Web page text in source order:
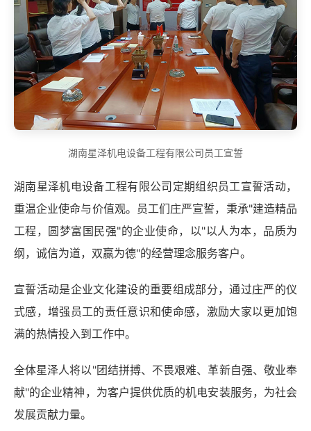
湖南星泽机电设备工程有限公司员工宣誓
湖南星泽机电设备工程有限公司定期组织员工宣誓活动，
重温企业使命与价值观。员工们庄严宣誓，秉承"建造精品
工程，圆梦富国民强"的企业使命，以"以人为本，品质为
纲，诚信为道，双赢为德"的经营理念服务客户。
宣誓活动是企业文化建设的重要组成部分，通过庄严的仪
式感，增强员工的责任意识和使命感，激励大家以更加饱
满的热情投入到工作中。
全体星泽人将以"团结拼搏、不畏艰难、革新自强、敬业奉
献"的企业精神，为客户提供优质的机电安装服务，为社会
发展贡献力量。